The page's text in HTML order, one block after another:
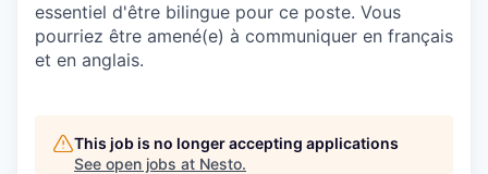
essentiel d'être bilingue pour ce poste. Vous
pourriez être amené(e) à communiquer en français
et en anglais.
This job is no longer accepting applications
See open jobs at Nesto.